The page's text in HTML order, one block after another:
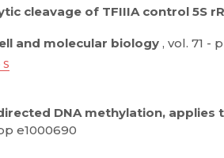
cleavage of TFIIIA control 5S
and molecular biology , vol. 71 -
DNA methylation, applies
e1000690